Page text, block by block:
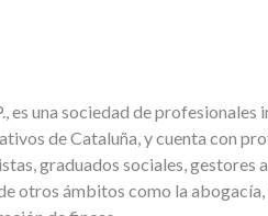
es una sociedad de profesionales
de Cataluña, y cuenta con
graduados sociales, gestores
otros ámbitos como la abogacía,